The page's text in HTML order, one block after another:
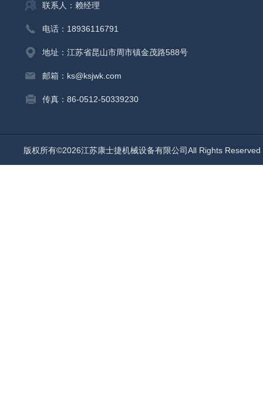
联系人：赖经理
电话：18936116791
地址：江苏省昆山市周市镇金茂路588号
邮箱：ks@ksjwk.com
传真：86-0512-50339230
版权所有©2026江苏康士捷机械设备有限公司All Rights